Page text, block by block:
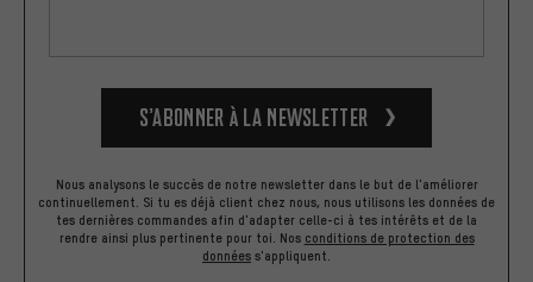
S’abonner à la newsletter
Nous analysons le succès de notre newsletter dans le but de l'améliorer
continuellement. Si tu es déjà client chez nous, nous utilisons les données de
tes dernières commandes afin d'adapter celle-ci à tes intérêts et de la
rendre ainsi plus pertinente pour toi. Nos conditions de protection des
données s'appliquent.